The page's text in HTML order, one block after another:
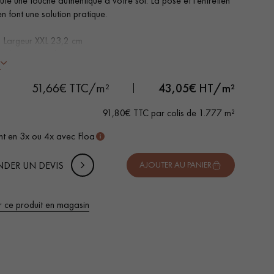
votre parquet.
font une solution pratique.
Largeur XXL 23,2 cm
des 4 côtés
aux passages fréquents
pièces d'eau
de pose : système d'emboitement simple à plat I4F
51,66€ TTC/m² 43,05€ HT/m²
91,80€ TTC par colis de 1.777 m²
en 3x ou 4x avec Floa
UN DEVIS
VOTRE PROJET
m²
10% de marge de sécurité (pour les chutes et les
Soit colis
AJOUTER AU PANIER
ce produit en magasin